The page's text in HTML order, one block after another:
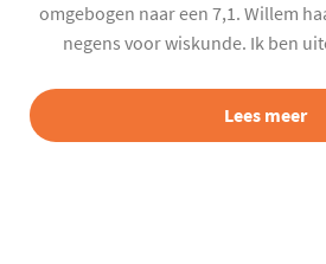
omgebogen naar een 7,1. Willem
negens voor wiskunde. Ik ben
Lees meer